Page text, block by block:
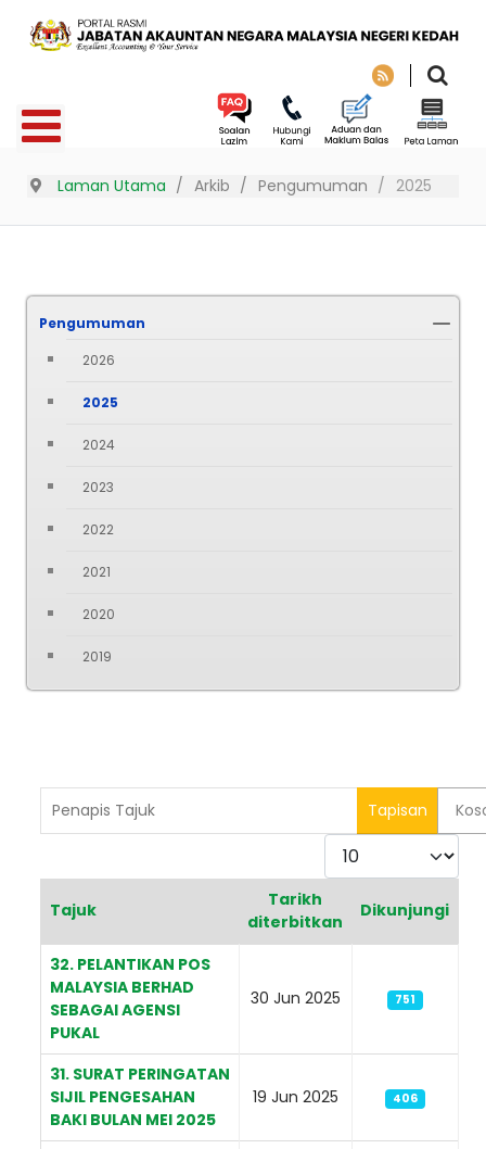
Laman Utama Arkib Pengumuman 2025
Pengumuman
2026
2025
2024
2023
2022
2021
2020
2019
Tapisan
Paparkan
Articles
Tajuk
Tarikh
diterbitkan
Dikunjungi
32. PELANTIKAN POS
MALAYSIA BERHAD
SEBAGAI AGENSI
PUKAL
30 Jun 2025 751
31. SURAT PERINGATAN
SIJIL PENGESAHAN
BAKI BULAN MEI 2025
19 Jun 2025 406